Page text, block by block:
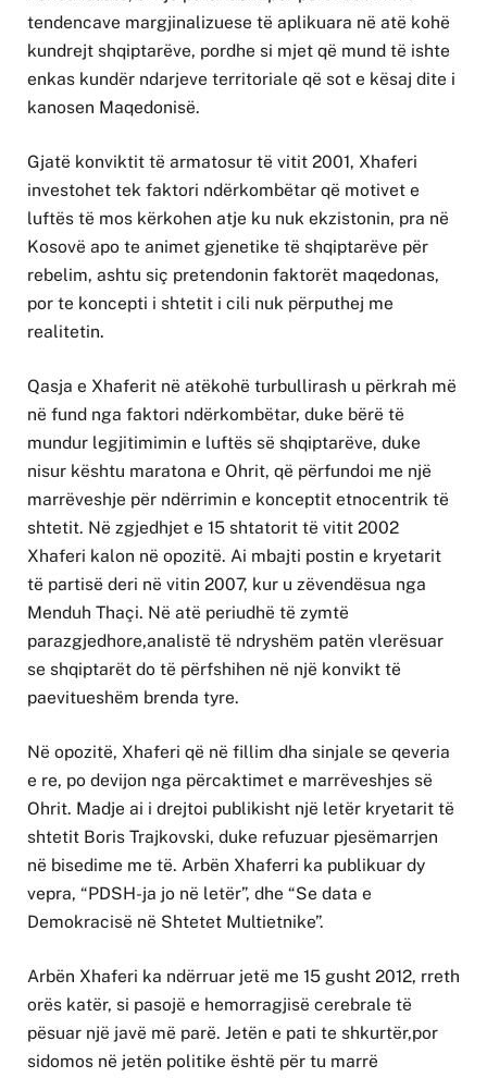
tendencave margjinalizuese të aplikuara në atë kohë
kundrejt shqiptarëve, pordhe si mjet që mund të ishte
enkas kundër ndarjeve territoriale që sot e kësaj dite i
kanosen Maqedonisë.
Gjatë konviktit të armatosur të vitit 2001, Xhaferi
investohet tek faktori ndërkombëtar që motivet e
luftës të mos kërkohen atje ku nuk ekzistonin, pra në
Kosovë apo te animet gjenetike të shqiptarëve për
rebelim, ashtu siç pretendonin faktorët maqedonas,
por te koncepti i shtetit i cili nuk përputhej me
realitetin.
Qasja e Xhaferit në atëkohë turbullirash u përkrah më
në fund nga faktori ndërkombëtar, duke bërë të
mundur legjitimimin e luftës së shqiptarëve, duke
nisur kështu maratona e Ohrit, që përfundoi me një
marrëveshje për ndërrimin e konceptit etnocentrik të
shtetit. Në zgjedhjet e 15 shtatorit të vitit 2002
Xhaferi kalon në opozitë. Ai mbajti postin e kryetarit
të partisë deri në vitin 2007, kur u zëvendësua nga
Menduh Thaçi. Në atë periudhë të zymtë
parazgjedhore,analistë të ndryshëm patën vlerësuar
se shqiptarët do të përfshihen në një konvikt të
paevitueshëm brenda tyre.
Në opozitë, Xhaferi që në fillim dha sinjale se qeveria
e re, po devijon nga përcaktimet e marrëveshjes së
Ohrit. Madje ai i drejtoi publikisht një letër kryetarit të
shtetit Boris Trajkovski, duke refuzuar pjesëmarrjen
në bisedime me të. Arbën Xhaferri ka publikuar dy
vepra, “PDSH-ja jo në letër”, dhe “Se data e
Demokracisë në Shtetet Multietnike”.
Arbën Xhaferi ka ndërruar jetë me 15 gusht 2012, rreth
orës katër, si pasojë e hemorragjisë cerebrale të
pësuar një javë më parë. Jetën e pati te shkurtër,por
sidomos në jetën politike është për tu marrë